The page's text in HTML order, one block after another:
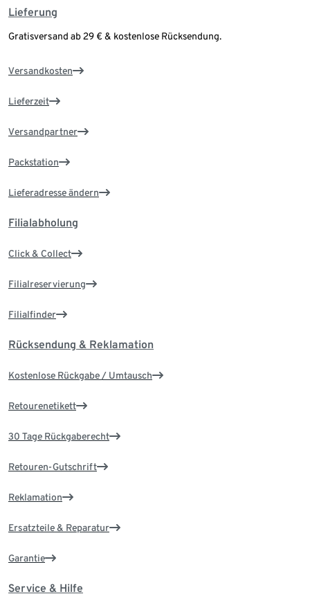
Lieferung
Gratisversand ab 29 € & kostenlose Rücksendung.
Versandkosten
Lieferzeit
Versandpartner
Packstation
Lieferadresse ändern
Filialabholung
Click & Collect
Filialreservierung
Filialfinder
Rücksendung & Reklamation
Kostenlose Rückgabe / Umtausch
Retourenetikett
30 Tage Rückgaberecht
Retouren-Gutschrift
Reklamation
Ersatzteile & Reparatur
Garantie
Service & Hilfe